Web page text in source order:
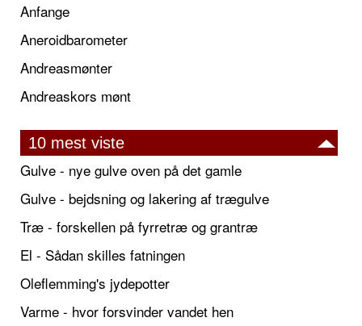
Anfange
Aneroidbarometer
Andreasmønter
Andreaskors mønt
10 mest viste
Gulve - nye gulve oven på det gamle
Gulve - bejdsning og lakering af trægulve
Træ - forskellen på fyrretræ og grantræ
El - Sådan skilles fatningen
Oleflemming's jydepotter
Varme - hvor forsvinder vandet hen